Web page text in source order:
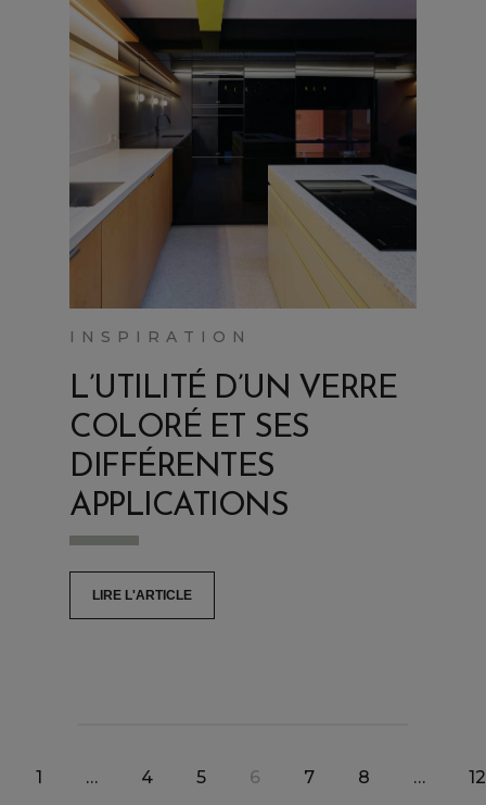
INSPIRATION
L’UTILITÉ D’UN VERRE
COLORÉ ET SES
DIFFÉRENTES
APPLICATIONS
LIRE L'ARTICLE
1 … 4 5 6 7 8 … 12